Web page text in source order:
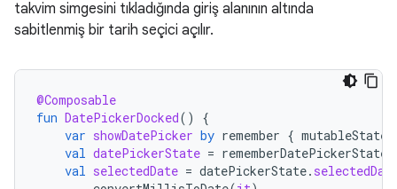
takvim simgesini tıkladığında giriş alanının altında
sabitlenmiş bir tarih seçici açılır.
@Composable
fun DatePickerDocked()
{
var showDatePicker by remember {
val datePickerState = rememberDatePickerState
val selectedDate = datePickerState.